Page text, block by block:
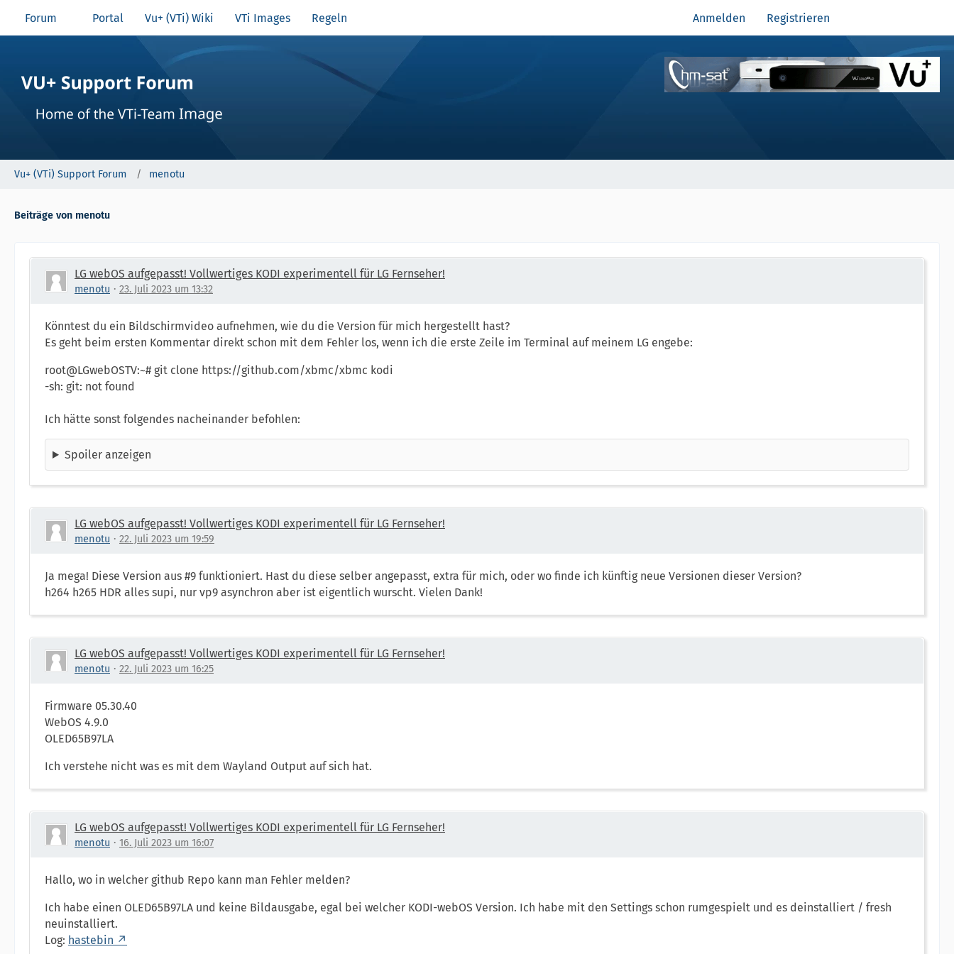
Forum Portal Vu+ (VTi) Wiki VTi Images Regeln Anmelden Registrieren
Vu+ (VTi) Support Forum menotu
Beiträge von menotu
LG webOS aufgepasst! Vollwertiges KODI experimentell für LG Fernseher!
menotu 23. Juli 2023 um 13:32
Könntest du ein Bildschirmvideo aufnehmen, wie du die Version für mich hergestellt hast?
Es geht beim ersten Kommentar direkt schon mit dem Fehler los, wenn ich die erste Zeile im Terminal auf meinem LG engebe:
root@LGwebOSTV:~# git clone https://github.com/xbmc/xbmc kodi
-sh: git: not found
Ich hätte sonst folgendes nacheinander befohlen:
Spoiler anzeigen
LG webOS aufgepasst! Vollwertiges KODI experimentell für LG Fernseher!
menotu 22. Juli 2023 um 19:59
Ja mega! Diese Version aus #9 funktioniert. Hast du diese selber angepasst, extra für mich, oder wo finde ich künftig neue Versionen dieser Version?
h264 h265 HDR alles supi, nur vp9 asynchron aber ist eigentlich wurscht. Vielen Dank!
LG webOS aufgepasst! Vollwertiges KODI experimentell für LG Fernseher!
menotu 22. Juli 2023 um 16:25
Firmware 05.30.40
WebOS 4.9.0
OLED65B97LA
Ich verstehe nicht was es mit dem Wayland Output auf sich hat.
LG webOS aufgepasst! Vollwertiges KODI experimentell für LG Fernseher!
menotu 16. Juli 2023 um 16:07
Hallo, wo in welcher github Repo kann man Fehler melden?
Ich habe einen OLED65B97LA und keine Bildausgabe, egal bei welcher KODI-webOS Version. Ich habe mit den Settings schon rumgespielt und es deinstalliert / fresh
neuinstalliert.
Log: hastebin